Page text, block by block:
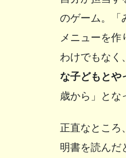
のゲーム。「
メニューを
わけでもなく
な子どもとや
歳から」とな
正直なところ
明書を読ん